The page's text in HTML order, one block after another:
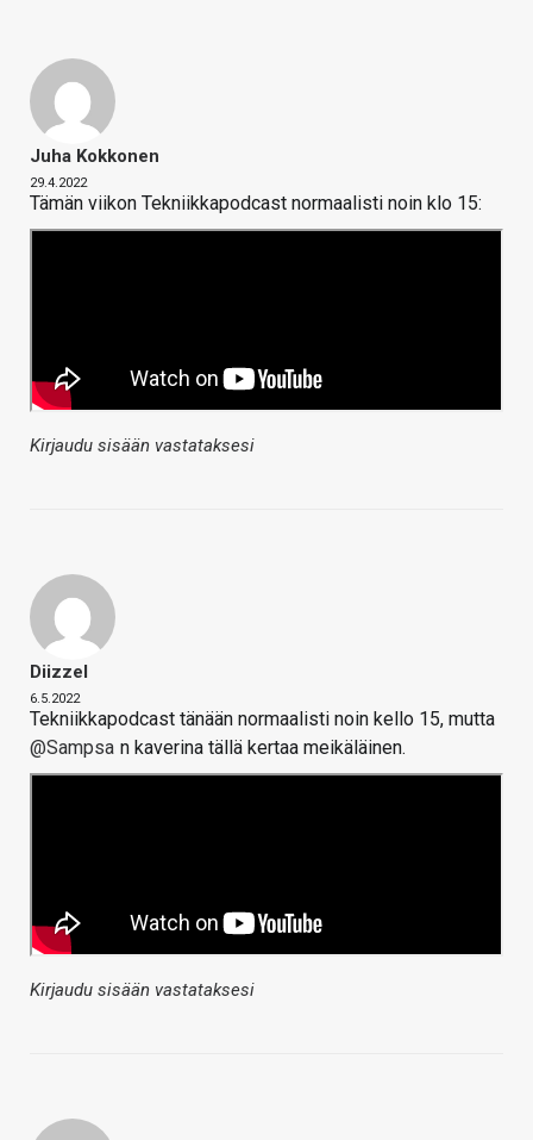
Juha Kokkonen
29.4.2022
Tämän viikon Tekniikkapodcast normaalisti noin klo 15:
Kirjaudu sisään vastataksesi
Diizzel
6.5.2022
Tekniikkapodcast tänään normaalisti noin kello 15, mutta
@Sampsa n kaverina tällä kertaa meikäläinen.
Kirjaudu sisään vastataksesi